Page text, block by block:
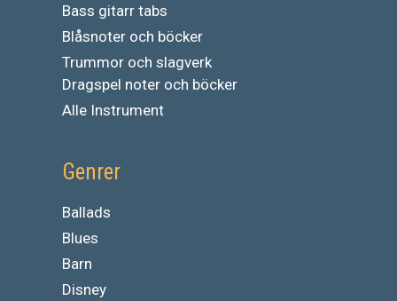
Bass gitarr tabs
Blåsnoter och böcker
Trummor och slagverk
Dragspel noter och böcker
Alle Instrument
Genrer
Ballads
Blues
Barn
Disney